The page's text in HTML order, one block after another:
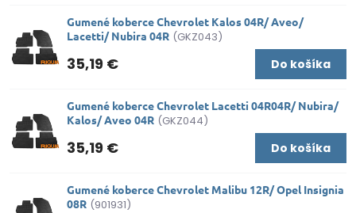
Gumené koberce Chevrolet Kalos 04R/ Aveo/
Lacetti/ Nubira 04R (GKZ043)
35,19 € Do košíka
Gumené koberce Chevrolet Lacetti 04R04R/ Nubira/
Kalos/ Aveo 04R (GKZ044)
35,19 € Do košíka
Gumené koberce Chevrolet Malibu 12R/ Opel Insignia
08R (901931)